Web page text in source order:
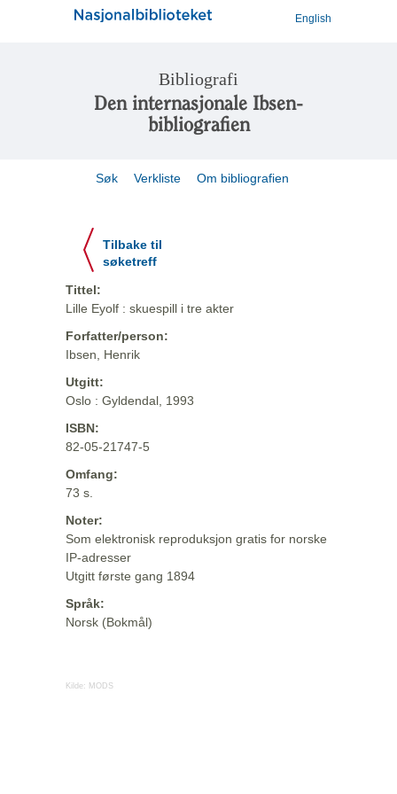
English
Bibliografi
Den internasjonale Ibsen-
bibliografien
Søk Verkliste Om bibliografien
Tilbake til
søketreff
Tittel:
Lille Eyolf : skuespill i tre akter
Forfatter/person:
Ibsen, Henrik
Utgitt:
Oslo : Gyldendal, 1993
ISBN:
82-05-21747-5
Omfang:
73 s.
Noter:
Som elektronisk reproduksjon gratis for norske
IP-adresser
Utgitt første gang 1894
Språk:
Norsk (Bokmål)
Kilde: MODS